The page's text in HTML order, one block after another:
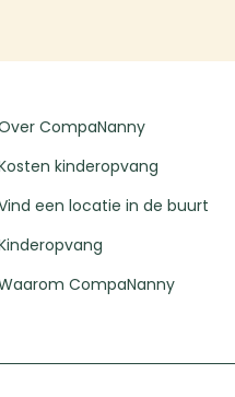
CompaNanny
kinderopvang
een locatie in de buurt
CompaNanny